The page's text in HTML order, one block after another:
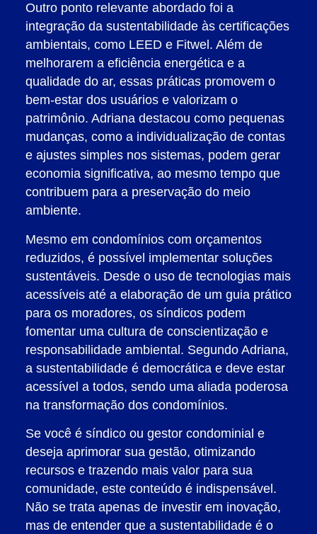
Outro ponto relevante abordado foi a
integração da sustentabilidade às certificações
ambientais, como LEED e Fitwel. Além de
melhorarem a eficiência energética e a
qualidade do ar, essas práticas promovem o
bem-estar dos usuários e valorizam o
patrimônio. Adriana destacou como pequenas
mudanças, como a individualização de contas
e ajustes simples nos sistemas, podem gerar
economia significativa, ao mesmo tempo que
contribuem para a preservação do meio
ambiente.
Mesmo em condomínios com orçamentos
reduzidos, é possível implementar soluções
sustentáveis. Desde o uso de tecnologias mais
acessíveis até a elaboração de um guia prático
para os moradores, os síndicos podem
fomentar uma cultura de conscientização e
responsabilidade ambiental. Segundo Adriana,
a sustentabilidade é democrática e deve estar
acessível a todos, sendo uma aliada poderosa
na transformação dos condomínios.
Se você é síndico ou gestor condominial e
deseja aprimorar sua gestão, otimizando
recursos e trazendo mais valor para sua
comunidade, este conteúdo é indispensável.
Não se trata apenas de investir em inovação,
mas de entender que a sustentabilidade é o